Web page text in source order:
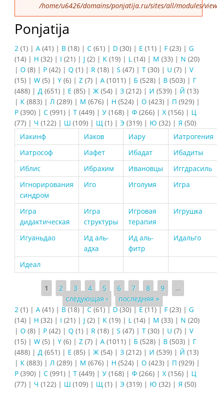
/home/u6426/domains/ponjatija.ru/sites/all/modules/
Ponjatija
2 (1) | A (41) | B (18) | C (61) | D (30) | E (11) | F (23) | G
(14) | H (32) | I (21) | J (2) | K (19) | L (14) | M (33) | N (20)
| O (8) | P (42) | Q (1) | R (18) | S (47) | T (30) | U (7) | V
(15) | W (5) | Y (6) | Z (7) | А (1011) | Б (528) | В (503) | Г
(488) | Д (651) | Е (85) | Ж (54) | З (212) | И (539) | Й (13)
| К (883) | Л (289) | М (676) | Н (524) | О (423) | П (929) |
Р (390) | С (991) | Т (449) | У (168) | Ф (266) | Х (156) | Ц
(77) | Ч (122) | Ш (109) | Щ (1) | Э (319) | Ю (32) | Я (50)
Иакинф
Иаков Иару
Иатрогения
Иатрософ
Иафет Ибадат
Ибадиты
Иблис
Ибрахим Ивановцы
Иггдрасиль
Игнорирования
синдром
Иго Иголумя Игра
Игра
дидактическая
Игра
структуры
Игровая
терапия
Игрушка
Игуаньдао
Ид аль-
адха
Ид аль-
фитр
Идальго
Идеал
Страницы
1 2 3 4 5 6 7 8 9
…
следующая ›
последняя »
2 (1) | A (41) | B(18)|C(61)| D(30)|E(11)| F (23) | G
(14) | H (32) | I (21) | J (2) | K (19) | L (14) | M (33) | N (20)
| O (8) | P (42) | Q (1) | R (18) | S (47) | T (30) | U (7) | V
(15) | W (5) | Y (6) | Z (7) | А (1011) | Б (528) | В (503) | Г
(488) | Д (651) | Е (85) | Ж (54) | З (212) | И (539) | Й (13)
| К (883) | Л (289) | М (676) | Н (524) | О (423) | П (929) |
Р (390) | С (991) | Т (449) | У (168) | Ф (266) | Х (156) | Ц
(77) | Ч (122) | Ш (109) | Щ (1) | Э (319) | Ю (32) | Я (50)